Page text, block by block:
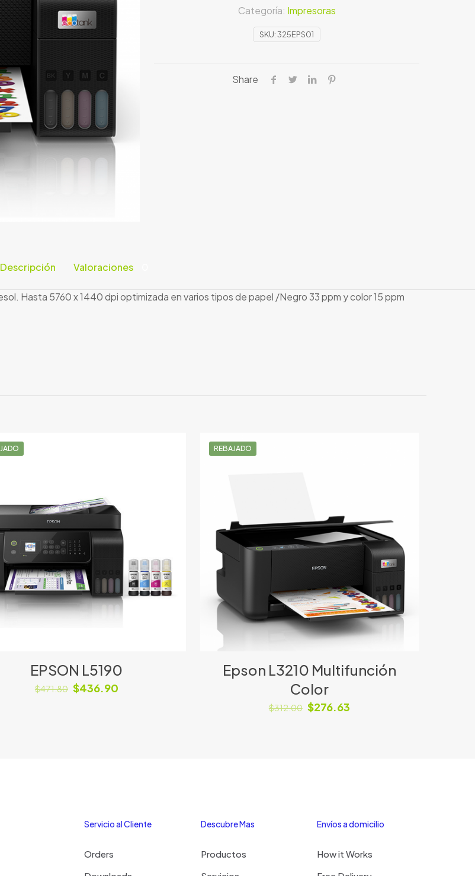
SKU:325EPS01
Categoría: Impresoras
Share
Descripción Valoraciones
Hasta 5760 x 1440 dpi optimizada en varios tipos de papel /Negro 33 ppm y color 15 ppm
EPSON L5190
$471.80 $436.90
REBAJADO
Epson L3210 Multifunción
Color
$312.00 $276.63
Servicio al Cliente
Orders
Descubre Mas
Productos
Envíos a domicilio
How it Works